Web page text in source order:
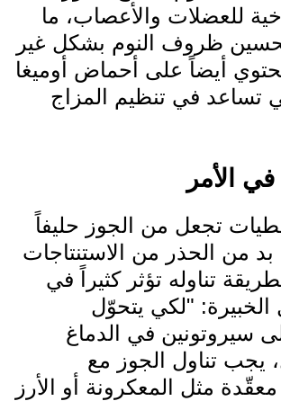
للعضلات والأعصاب، ما
ظروف النوم بشكل غير
أيضاً على أحماض أوميغا
تساعد في تنظيم المزاج
الأمر
تجعل من الجوز حليفاً
بد من الحذر من الاستنتاجات
تناوله تؤثر كثيراً في
الخبيرة: "لكي يتحوّل
إلى سيروتونين في الدماغ
تناول الجوز مع
مثل المعكرونة أو الأرز